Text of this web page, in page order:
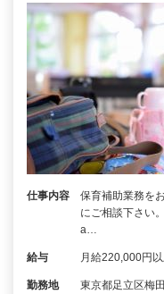
仕事内容
保育補助業務を
にご相談下さい
a…
給与 月給220,000円
勤務地
東京都足立区梅